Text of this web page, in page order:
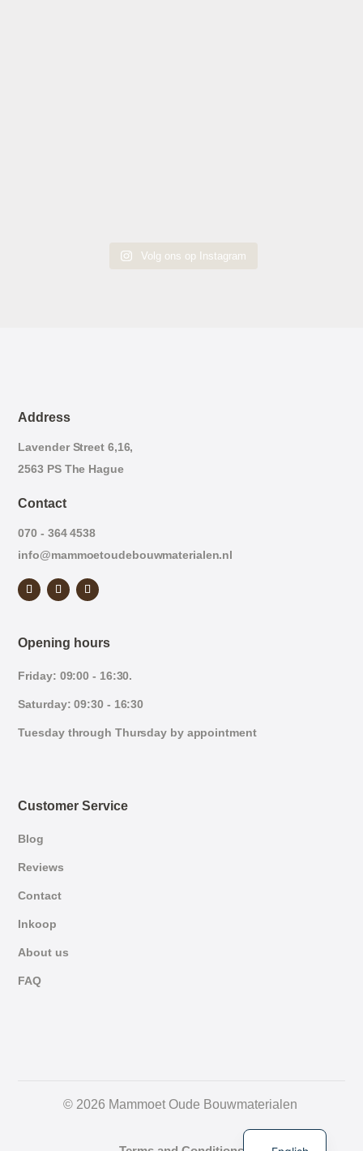
Volg ons op Instagram
Address
Lavender Street 6,16,
2563 PS The Hague
Contact
070 - 364 4538
info@mammoetoudebouwmaterialen.nl
Opening hours
Friday: 09:00 - 16:30.
Saturday: 09:30 - 16:30
Tuesday through Thursday by appointment
Customer Service
Blog
Reviews
Contact
Inkoop
About us
FAQ
© 2026 Mammoet Oude Bouwmaterialen
German